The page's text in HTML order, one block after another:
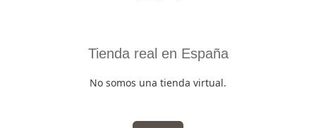
Tienda real en España
No somos una tienda virtual.